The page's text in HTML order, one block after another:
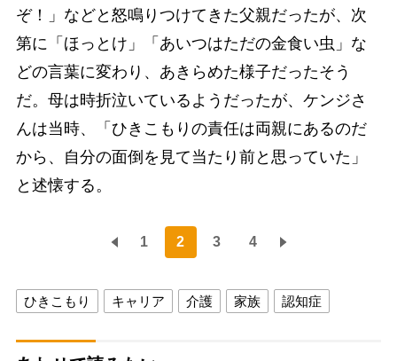
ぞ！」などと怒鳴りつけてきた父親だったが、次
第に「ほっとけ」「あいつはただの金食い虫」な
どの言葉に変わり、あきらめた様子だったそう
だ。母は時折泣いているようだったが、ケンジさ
んは当時、「ひきこもりの責任は両親にあるのだ
から、自分の面倒を見て当たり前と思っていた」
と述懐する。
1 2 3 4
ひきこもり キャリア 介護 家族 認知症